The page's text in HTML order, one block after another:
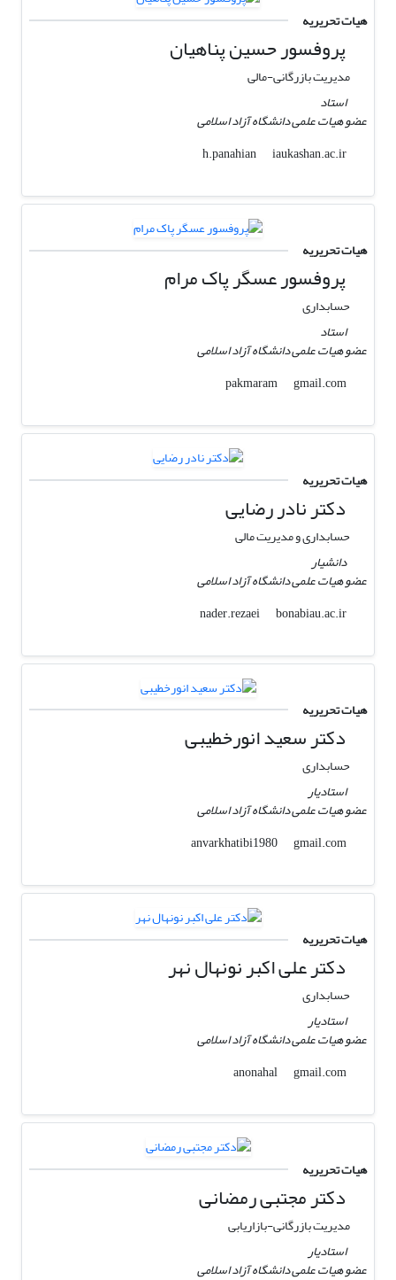
هیات تحریریه
پروفسور حسین پناهیان
مدیریت بازرگانی-مالی
استاد
عضو هیات علمی دانشگاه آزاد اسلامی
h.panahian
iaukashan.ac.ir
هیات تحریریه
پروفسور عسگر پاک مرام
حسابداری
استاد
عضو هیات علمی دانشگاه آزاد اسلامی
pakmaram
gmail.com
هیات تحریریه
دکتر نادر رضایی
حسابداری و مدیریت مالی
دانشیار
عضو هیات علمی دانشگاه آزاد اسلامی
nader.rezaei
bonabiau.ac.ir
هیات تحریریه
دکتر سعید انورخطیبی
حسابداری
استادیار
عضو هیات علمی دانشگاه آزاد اسلامی
anvarkhatibi1980
gmail.com
هیات تحریریه
دکتر علی اکبر نونهال نهر
حسابداری
استادیار
عضو هیات علمی دانشگاه آزاد اسلامی
anonahal
gmail.com
هیات تحریریه
دکتر مجتبی رمضانی
مدیریت بازرگانی-بازاریابی
استادیار
عضو هیات علمی دانشگاه آزاد اسلامی